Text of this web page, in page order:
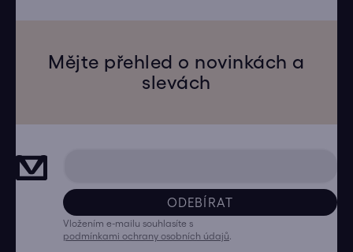
Mějte přehled o novinkách a
slevách
ODEBÍRAT
Vložením e-mailu souhlasíte s
podmínkami ochrany osobních údajů